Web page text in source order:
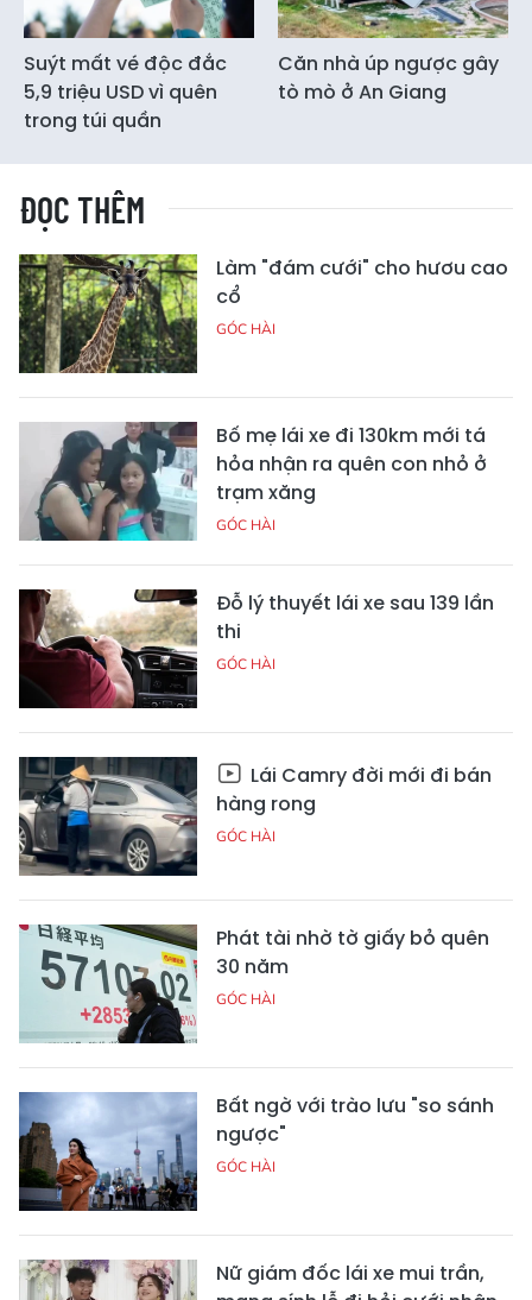
Suýt mất vé độc đắc
5,9 triệu USD vì quên
trong túi quần
Căn nhà úp ngược gây
tò mò ở An Giang
ĐỌC THÊM
Làm "đám cưới" cho hươu cao
cổ
GÓC HÀI
Bố mẹ lái xe đi 130km mới tá
hỏa nhận ra quên con nhỏ ở
trạm xăng
GÓC HÀI
Đỗ lý thuyết lái xe sau 139 lần
thi
GÓC HÀI
Lái Camry đời mới đi bán
hàng rong
GÓC HÀI
Phát tài nhờ tờ giấy bỏ quên
30 năm
GÓC HÀI
Bất ngờ với trào lưu "so sánh
ngược"
GÓC HÀI
Nữ giám đốc lái xe mui trần,